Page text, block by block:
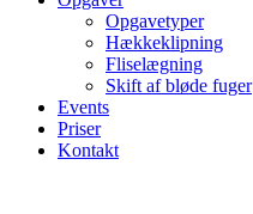
Opgavetyper
Hækkeklipning
Fliselægning
Skift af bløde fuger
Events
Priser
Kontakt